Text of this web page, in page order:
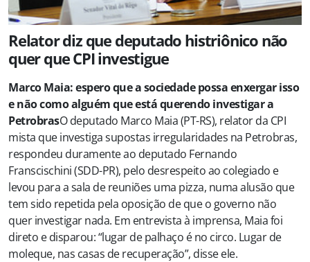
Relator diz que deputado histriônico não
quer que CPI investigue
Marco Maia: espero que a sociedade possa enxergar isso
e não como alguém que está querendo investigar a
PetrobrasO deputado Marco Maia (PT-RS), relator da CPI
mista que investiga supostas irregularidades na Petrobras,
respondeu duramente ao deputado Fernando
Franscischini (SDD-PR), pelo desrespeito ao colegiado e
levou para a sala de reuniões uma pizza, numa alusão que
tem sido repetida pela oposição de que o governo não
quer investigar nada. Em entrevista à imprensa, Maia foi
direto e disparou: “lugar de palhaço é no circo. Lugar de
moleque, nas casas de recuperação”, disse ele.